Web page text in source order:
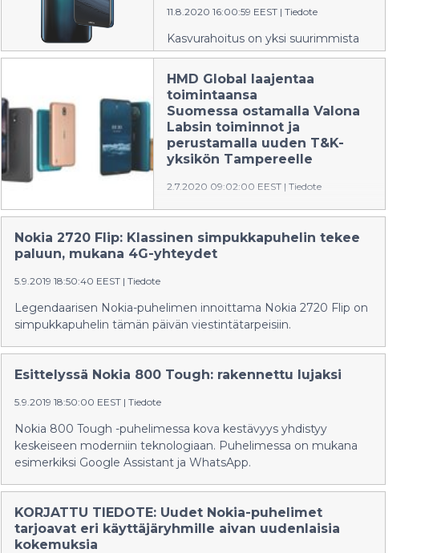
11.8.2020 16:00:59 EEST | Tiedote
Kasvurahoitus on yksi suurimmista
Euroopassa vuonna 2020.*
HMD Global laajentaa
toimintaansa
Suomessa ostamalla Valona
Labsin toiminnot ja
perustamalla uuden T&K-
yksikön Tampereelle
2.7.2020 09:02:00 EEST | Tiedote
Uuteen osaamiskeskukseen aletaan
heti rekrytoida lisää henkilöstöä.
Yritysosto vahvistaa entisestään
HMD Globalin kykyä tuottaa
Nokia 2720 Flip: Klassinen simpukkapuhelin tekee
paluun, mukana 4G-yhteydet
5.9.2019 18:50:40 EEST | Tiedote
Legendaarisen Nokia-puhelimen innoittama Nokia 2720 Flip on
simpukkapuhelin tämän päivän viestintätarpeisiin.
Esittelyssä Nokia 800 Tough: rakennettu lujaksi
5.9.2019 18:50:00 EEST | Tiedote
Nokia 800 Tough -puhelimessa kova kestävyys yhdistyy
keskeiseen moderniin teknologiaan. Puhelimessa on mukana
esimerkiksi Google Assistant ja WhatsApp.
KORJATTU TIEDOTE: Uudet Nokia-puhelimet
tarjoavat eri käyttäjäryhmille aivan uudenlaisia
kokemuksia